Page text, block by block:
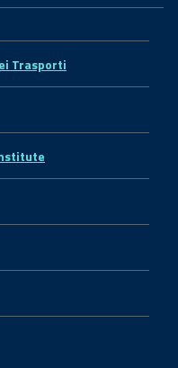
Trasporti